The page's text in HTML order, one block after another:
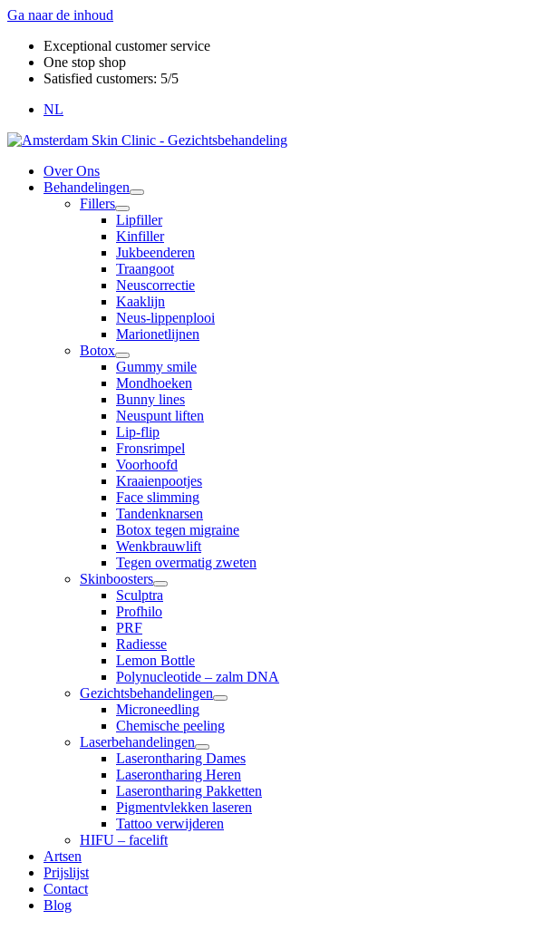
Ga naar de inhoud
Exceptional customer service
One stop shop
Satisfied customers: 5/5
NL
Over Ons
Behandelingen
Fillers
Lipfiller
Kinfiller
Jukbeenderen
Traangoot
Neuscorrectie
Kaaklijn
Neus-lippenplooi
Marionetlijnen
Botox
Gummy smile
Mondhoeken
Bunny lines
Neuspunt liften
Lip-flip
Fronsrimpel
Voorhoofd
Kraaienpootjes
Face slimming
Tandenknarsen
Botox tegen migraine
Wenkbrauwlift
Tegen overmatig zweten
Skinboosters
Sculptra
Profhilo
PRF
Radiesse
Lemon Bottle
Polynucleotide – zalm DNA
Gezichtsbehandelingen
Microneedling
Chemische peeling
Laserbehandelingen
Laserontharing Dames
Laserontharing Heren
Laserontharing Pakketten
Pigmentvlekken laseren
Tattoo verwijderen
HIFU – facelift
Artsen
Prijslijst
Contact
Blog